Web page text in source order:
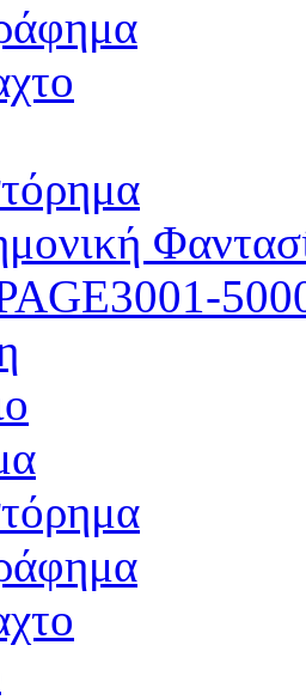
3001-